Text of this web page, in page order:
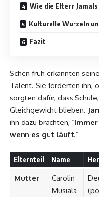
Wie die Eltern
Kulturelle Wurzeln
Fazit
Schon früh erkannten
Talent. Sie förderten ihn,
sorgten dafür, dass
Gleichgewicht blieben.
ihn dazu brachten, “
wenn es gut läuft.”
Elternteil Name
Mutter
Carolin
Musiala